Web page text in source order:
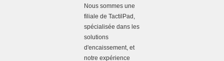
Nous sommes une
filiale de TactilPad,
spécialisée dans les
solutions
d'encaissement, et
notre expérience